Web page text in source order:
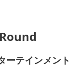
ーテインメント